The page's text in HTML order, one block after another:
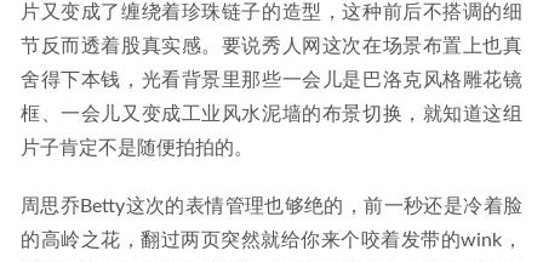
片又变成了缠绕着珍珠链子的造型，这种前后不搭调的细
节反而透着股真实感。要说秀人网这次在场景布置上也真
舍得下本钱，光看背景里那些一会儿是巴洛克风格雕花镜
框、一会儿又变成工业风水泥墙的布景切换，就知道这组
片子肯定不是随便拍拍的。
周思乔Betty这次的表情管理也够绝的，前一秒还是冷着脸
的高岭之花，翻过两页突然就给你来个咬着发带的wink，